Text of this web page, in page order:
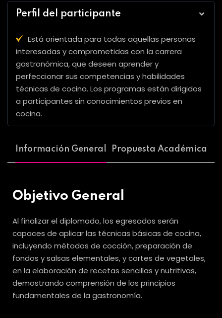
Perfil del participante
Está orientada para todas aquellas personas
interesadas y comprometidas con la carrera
gastronómica, que deseen aprender y
perfeccionar sus competencias y habilidades
técnicas de cocina. Los programas están dirigidos
a participantes sin conocimientos previos en
cocina.
Información General Propuesta Académica
Objetivo General
Al finalizar el diplomado, los egresados serán
capaces de aplicar las técnicas básicas de cocina,
incluyendo métodos de cocción, preparación de
fondos y salsas elementales, y cortes de vegetales,
en la elaboración de recetas sencillas y nutritivas,
demostrando comprensión de los principios
fundamentales de la gastronomía.